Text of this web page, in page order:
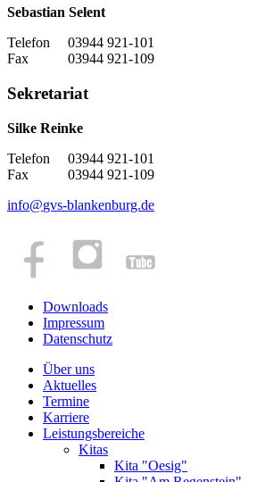
Sebastian Selent
Telefon 03944 921-101
Fax 03944 921-109
Sekretariat
Silke Reinke
Telefon 03944 921-101
Fax 03944 921-109
info@gvs-blankenburg.de
Downloads
Impressum
Datenschutz
Über uns
Aktuelles
Termine
Karriere
Leistungsbereiche
Kitas
Kita "Oesig"